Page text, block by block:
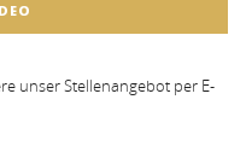
unser Stellenangebot per E-